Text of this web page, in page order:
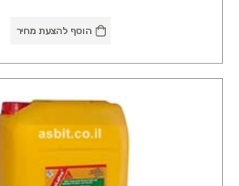
הוסף להצעת מחיר